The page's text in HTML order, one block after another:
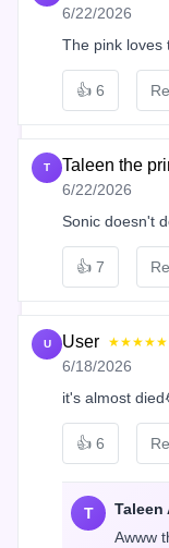
6/22/2026
The pink loves
👍 6
T Taleen the
6/22/2026
Sonic doesn't
👍 7
U User ★★★★★
6/18/2026
it's almost
👍 6
T Taleen
Awww